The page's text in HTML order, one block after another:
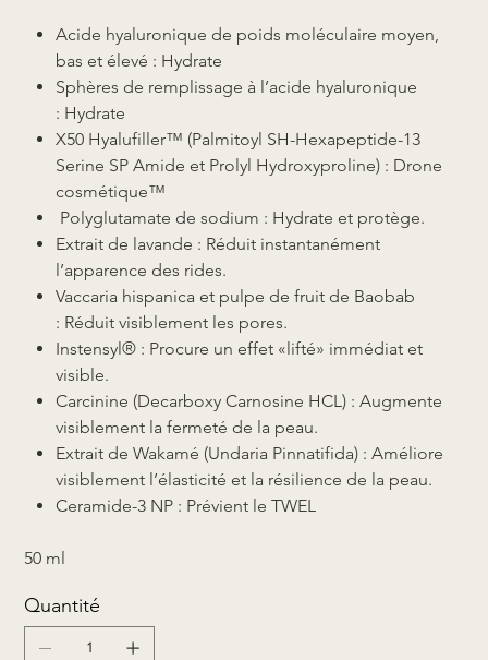
Acide hyaluronique de poids moléculaire moyen,
bas et élevé : Hydrate
Sphères de remplissage à l’acide hyaluronique
: Hydrate
X50 Hyalufiller™ (Palmitoyl SH-Hexapeptide-13
Serine SP Amide et Prolyl Hydroxyproline) : Drone
cosmétique™
Polyglutamate de sodium : Hydrate et protège.
Extrait de lavande : Réduit instantanément
l’apparence des rides.
Vaccaria hispanica et pulpe de fruit de Baobab
: Réduit visiblement les pores.
Instensyl® : Procure un effet «lifté» immédiat et
visible.
Carcinine (Decarboxy Carnosine HCL) : Augmente
visiblement la fermeté de la peau.
Extrait de Wakamé (Undaria Pinnatifida) : Améliore
visiblement l’élasticité et la résilience de la peau.
Ceramide-3 NP : Prévient le TWEL
50 ml
Quantité